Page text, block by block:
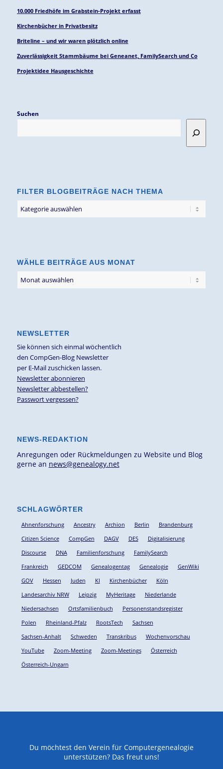
10.000 Friedhöfe im Grabstein-Projekt erfasst
Kirchenbücher in Privatbesitz
Briteline – und wir waren plötzlich online
Zuverlässigkeit Stammbäume bei Geneanet, FamilySearch und Co
Projektidee Hausgeschichte
Suchen
FILTER BLOGBEITRÄGE NACH THEMA
Blogbeiträge
WÄHLE BEITRÄGE AUS MONAT
NEWSLETTER
Sie können sich einmal wöchentlich
den CompGen-Blog Newsletter
per E-Mail zuschicken lassen.
Newsletter abonnieren
Newsletter abbestellen?
Passwort vergessen?
NEWS-REDAKTION
Anregungen oder Rückmeldungen zu Website und Blog
gerne an news@genealogy.net
SCHLAGWÖRTER
Ahnenforschung Ancestry Archion Berlin
Brandenburg
Citizen Science
CompGen DAGV DES
Digitalisierung
Discourse
DNA Familienforschung
FamilySearch
Frankreich
GEDCOM Genealogentag Genealogie
GenWiki
GOV
Hessen Juden KI Kirchenbücher
Köln
Landesarchiv NRW
Leipzig MyHeritage
Niederlande
Niedersachsen
Ortsfamilienbuch
Personenstandsregister
Polen
Rheinland-Pfalz RootsTech
Sachsen
Sachsen-Anhalt
Schweden Transkribus
Wochenvorschau
YouTube
Zoom-Meeting Zoom-Meetings
Österreich
Österreich-Ungarn
Du möchtest den Verein für Computergenealogie
unterstützen? Das freut uns!